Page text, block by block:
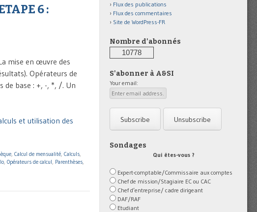
6 :
mise en œuvre des
Opérateurs de
de base : +, -, *, /. Un
et utilisation des
, Calcul de mensualité, Calculs,
, Opérateurs de calcul, Parenthèses,
Flux des publications
Flux des commentaires
Site de WordPress-FR
Nombre d'abonnés
10778
S'abonner à A&SI
Your email:
Sondages
Qui êtes-vous ?
Expert-comptable/Commissaire aux comptes
Chef de mission/Stagiaire EC ou CAC
Chef d’entreprise/ cadre dirigeant
DAF/RAF
Etudiant